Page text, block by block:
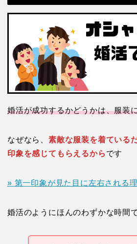
婚活が成功するかどうかは、服装
なぜなら、 素敵な服装を着ている
印象を感じてもらえるから です
» 第一印象が見た目に左右される
婚活のようにほんのわずかな時間で